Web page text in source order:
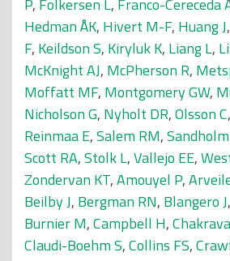
P, Folkersen L, Franco-Cereceda
Hedman ÅK, Hivert M-F, Huang J,
F, Keildson S, Kiryluk K, Liang L,
McKnight AJ, McPherson R,
Moffatt MF, Montgomery GW,
Nicholson G, Nyholt DR,Olsson C,
Reinmaa E,Salem RM,
Scott RA,Stolk L,Vallejo EE,
Zondervan KT,Amouyel P,
Beilby J, Bergman RN, Blangero J,
Burnier M,Campbell H,
Claudi-Boehm S,Collins FS,